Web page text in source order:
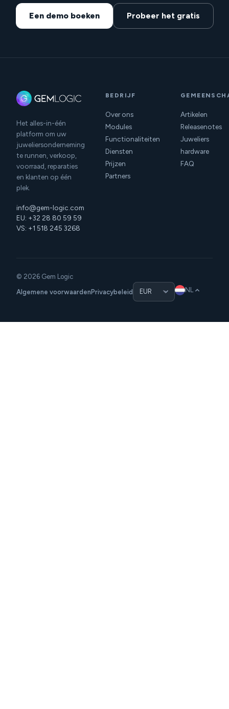
Een demo boeken Probeer het gratis
Het alles-in-één
platform om uw
juweliersonderneming
te runnen, verkoop,
voorraad, reparaties
en klanten op één
plek.
info@gem-logic.com
EU: +32 28 80 59 59
VS: +1 518 245 3268
BEDRIJF
Over ons
Modules
Functionaliteiten
Diensten
Prijzen
Partners
Artikelen
Releasenotes
Juweliers
hardware
FAQ
© 2026 Gem Logic
Algemene voorwaardenPrivacybeleid NL